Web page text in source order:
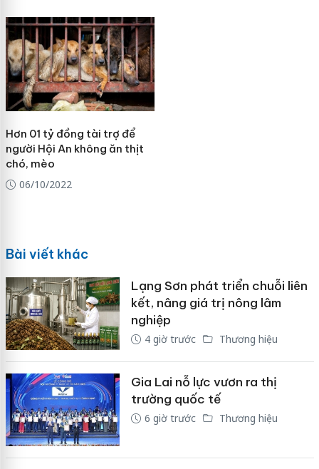
Hơn 01 tỷ đồng tài trợ để
người Hội An không ăn thịt
chó, mèo
06/10/2022
Bài viết khác
Lạng Sơn phát triển chuỗi liên
kết, nâng giá trị nông lâm
nghiệp
4 giờ trước Thương hiệu
Gia Lai nỗ lực vươn ra thị
trường quốc tế
6 giờ trước Thương hiệu